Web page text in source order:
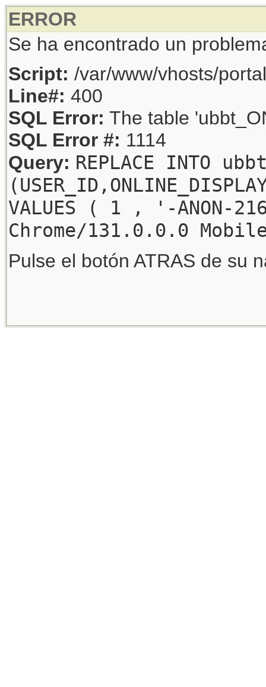
ERROR
Se ha encontrado un
Script: /var/www/vhosts/
Line#: 400
SQL Error: The table
SQL Error #: 1114
Query: REPLACE INTO
VALUES ( 1 , '-
Chrome/131.0.0.0
Pulse el botón ATRAS de su